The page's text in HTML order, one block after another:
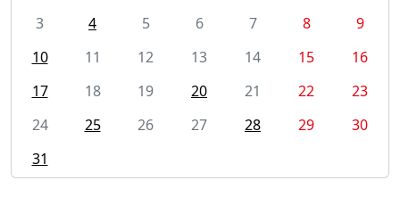
3
4 5 6 7 8
9
10
11 12 13 14 15
16
17
18 19 20 21 22
23
24
25 26 27 28 29
30
31